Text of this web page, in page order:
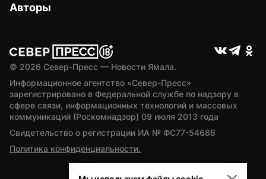
Авторы
© 2026 Север-Пресс — Новости Ямала.
Информационное агентство «Север-Пресс»
зарегистрировано в Федеральной службе по надзору в
сфере связи, информационных технологий и массовых
коммуникаций (Роскомнадзор) 09 июля 2013 года
Свидетельство о регистрации ИА № ФС77-54686
Политика конфиденциальности.